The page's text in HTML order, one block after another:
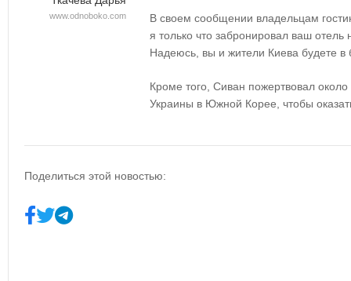
www.odnoboko.com
В своем сообщении владельцам
я только что забронировал ваш
Надеюсь, вы и жители Киева будете в
Кроме того, Сиван пожертвовал
Украины в Южной Корее, чтобы
Поделиться этой новостью: